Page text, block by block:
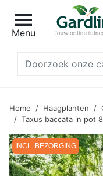

Menu
Home Haagplanten
Taxus baccata in pot
INCL. BEZORGING